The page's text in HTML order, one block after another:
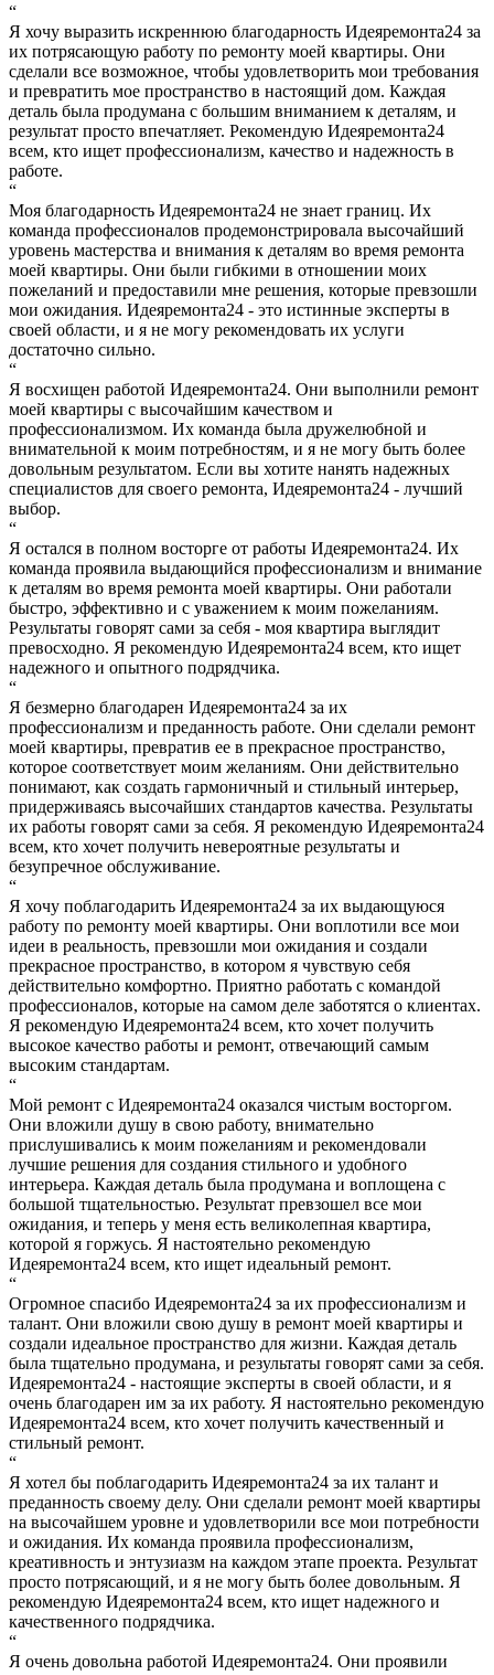
“
Я хочу выразить искреннюю благодарность Идеяремонта24 за
их потрясающую работу по ремонту моей квартиры. Они
сделали все возможное, чтобы удовлетворить мои требования
и превратить мое пространство в настоящий дом. Каждая
деталь была продумана с большим вниманием к деталям, и
результат просто впечатляет. Рекомендую Идеяремонта24
всем, кто ищет профессионализм, качество и надежность в
работе.
“
Моя благодарность Идеяремонта24 не знает границ. Их
команда профессионалов продемонстрировала высочайший
уровень мастерства и внимания к деталям во время ремонта
моей квартиры. Они были гибкими в отношении моих
пожеланий и предоставили мне решения, которые превзошли
мои ожидания. Идеяремонта24 - это истинные эксперты в
своей области, и я не могу рекомендовать их услуги
достаточно сильно.
“
Я восхищен работой Идеяремонта24. Они выполнили ремонт
моей квартиры с высочайшим качеством и
профессионализмом. Их команда была дружелюбной и
внимательной к моим потребностям, и я не могу быть более
довольным результатом. Если вы хотите нанять надежных
специалистов для своего ремонта, Идеяремонта24 - лучший
выбор.
“
Я остался в полном восторге от работы Идеяремонта24. Их
команда проявила выдающийся профессионализм и внимание
к деталям во время ремонта моей квартиры. Они работали
быстро, эффективно и с уважением к моим пожеланиям.
Результаты говорят сами за себя - моя квартира выглядит
превосходно. Я рекомендую Идеяремонта24 всем, кто ищет
надежного и опытного подрядчика.
“
Я безмерно благодарен Идеяремонта24 за их
профессионализм и преданность работе. Они сделали ремонт
моей квартиры, превратив ее в прекрасное пространство,
которое соответствует моим желаниям. Они действительно
понимают, как создать гармоничный и стильный интерьер,
придерживаясь высочайших стандартов качества. Результаты
их работы говорят сами за себя. Я рекомендую Идеяремонта24
всем, кто хочет получить невероятные результаты и
безупречное обслуживание.
“
Я хочу поблагодарить Идеяремонта24 за их выдающуюся
работу по ремонту моей квартиры. Они воплотили все мои
идеи в реальность, превзошли мои ожидания и создали
прекрасное пространство, в котором я чувствую себя
действительно комфортно. Приятно работать с командой
профессионалов, которые на самом деле заботятся о клиентах.
Я рекомендую Идеяремонта24 всем, кто хочет получить
высокое качество работы и ремонт, отвечающий самым
высоким стандартам.
“
Мой ремонт с Идеяремонта24 оказался чистым восторгом.
Они вложили душу в свою работу, внимательно
прислушивались к моим пожеланиям и рекомендовали
лучшие решения для создания стильного и удобного
интерьера. Каждая деталь была продумана и воплощена с
большой тщательностью. Результат превзошел все мои
ожидания, и теперь у меня есть великолепная квартира,
которой я горжусь. Я настоятельно рекомендую
Идеяремонта24 всем, кто ищет идеальный ремонт.
“
Огромное спасибо Идеяремонта24 за их профессионализм и
талант. Они вложили свою душу в ремонт моей квартиры и
создали идеальное пространство для жизни. Каждая деталь
была тщательно продумана, и результаты говорят сами за себя.
Идеяремонта24 - настоящие эксперты в своей области, и я
очень благодарен им за их работу. Я настоятельно рекомендую
Идеяремонта24 всем, кто хочет получить качественный и
стильный ремонт.
“
Я хотел бы поблагодарить Идеяремонта24 за их талант и
преданность своему делу. Они сделали ремонт моей квартиры
на высочайшем уровне и удовлетворили все мои потребности
и ожидания. Их команда проявила профессионализм,
креативность и энтузиазм на каждом этапе проекта. Результат
просто потрясающий, и я не могу быть более довольным. Я
рекомендую Идеяремонта24 всем, кто ищет надежного и
качественного подрядчика.
“
Я очень довольна работой Идеяремонта24. Они проявили